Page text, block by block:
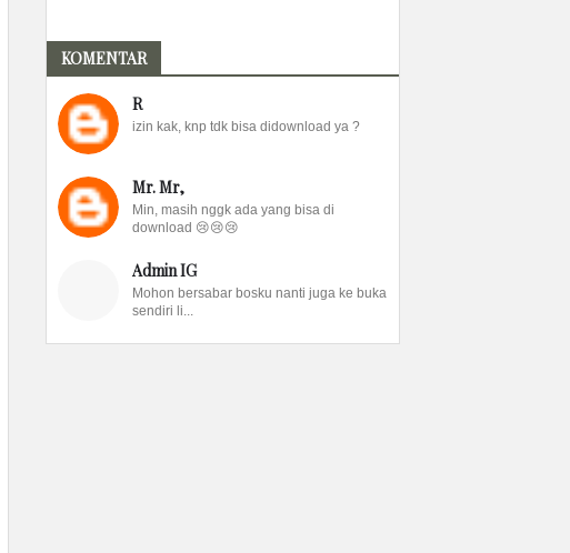
KOMENTAR
R
izin kak, knp tdk bisa didownload ya ?
Mr. Mr,
Min, masih nggk ada yang bisa di
download 😢😢😢
Admin IG
Mohon bersabar bosku nanti juga ke buka
sendiri li...